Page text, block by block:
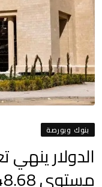
بنوك وبورصة
الدولار ينهي